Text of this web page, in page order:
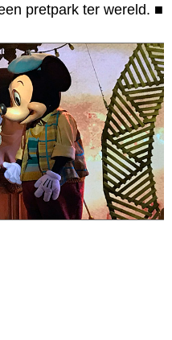
pretpark ter wereld. ■